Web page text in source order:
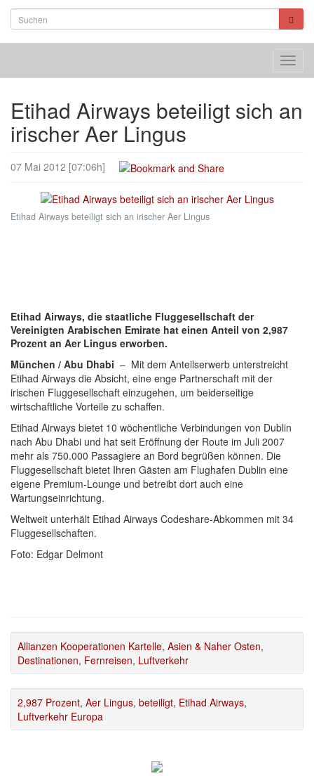
Etihad Airways beteiligt sich an
irischer Aer Lingus
07 Mai 2012 [07:06h]
Etihad Airways beteiligt sich an irischer Aer Lingus
Etihad Airways, die staatliche Fluggesellschaft der
Vereinigten Arabischen Emirate hat einen Anteil von 2,987
Prozent an Aer Lingus erworben.
München / Abu Dhabi – Mit dem Anteilserwerb unterstreicht
Etihad Airways die Absicht, eine enge Partnerschaft mit der
irischen Fluggesellschaft einzugehen, um beiderseitige
wirtschaftliche Vorteile zu schaffen.
Etihad Airways bietet 10 wöchentliche Verbindungen von Dublin
nach Abu Dhabi und hat seit Eröffnung der Route im Juli 2007
mehr als 750.000 Passagiere an Bord begrüßen können. Die
Fluggesellschaft bietet Ihren Gästen am Flughafen Dublin eine
eigene Premium-Lounge und betreibt dort auch eine
Wartungseinrichtung.
Weltweit unterhält Etihad Airways Codeshare-Abkommen mit 34
Fluggesellschaften.
Foto: Edgar Delmont
Allianzen Kooperationen Kartelle, Asien & Naher Osten,
Destinationen, Fernreisen, Luftverkehr
2,987 Prozent, Aer Lingus, beteiligt, Etihad Airways,
Luftverkehr Europa